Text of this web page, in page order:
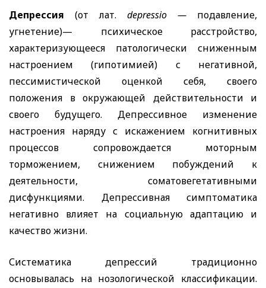
Депрессия (от лат. depressio — подавление,
угнетение)— психическое расстройство,
характеризующееся патологически сниженным
настроением (гипотимией) с негативной,
пессимистической оценкой себя, своего
положения в окружающей действительности и
своего будущего. Депрессивное изменение
настроения наряду с искажением когнитивных
процессов сопровождается моторным
торможением, снижением побуждений к
деятельности, соматовегетативными
дисфункциями. Депрессивная симптоматика
негативно влияет на социальную адаптацию и
качество жизни.
Систематика депрессий традиционно
основывалась на нозологической классификации.